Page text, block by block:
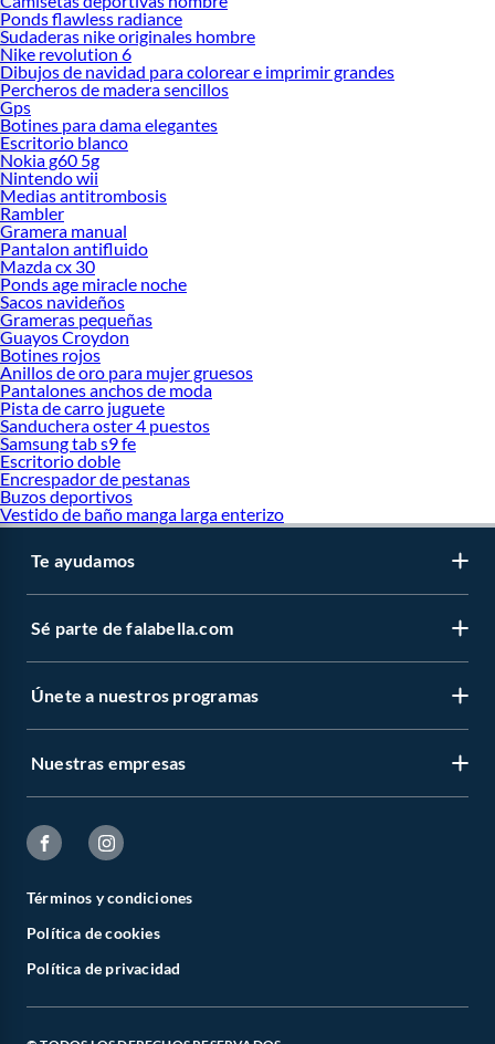
Ponds flawless radiance
Sudaderas nike originales hombre
Nike revolution 6
Dibujos de navidad para colorear e imprimir grandes
Percheros de madera sencillos
Gps
Botines para dama elegantes
Escritorio blanco
Nokia g60 5g
Nintendo wii
Medias antitrombosis
Rambler
Gramera manual
Pantalon antifluido
Mazda cx 30
Ponds age miracle noche
Sacos navideños
Grameras pequeñas
Guayos Croydon
Botines rojos
Anillos de oro para mujer gruesos
Pantalones anchos de moda
Pista de carro juguete
Sanduchera oster 4 puestos
Samsung tab s9 fe
Escritorio doble
Encrespador de pestanas
Buzos deportivos
Vestido de baño manga larga enterizo
Te ayudamos
Sé parte de falabella.com
Únete a nuestros programas
Nuestras empresas
Términos y condiciones
Política de cookies
Política de privacidad